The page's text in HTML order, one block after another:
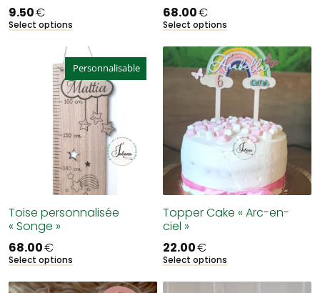
9.50€
Select options
68.00€
Select options
Personnalisable
Toise personnalisée
« Songe »
68.00€
Select options
Topper Cake « Arc-en-
ciel »
22.00€
Select options